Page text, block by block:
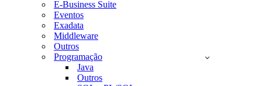
E-Business Suite
Eventos
Exadata
Middleware
Outros
Programação
Java
Outros